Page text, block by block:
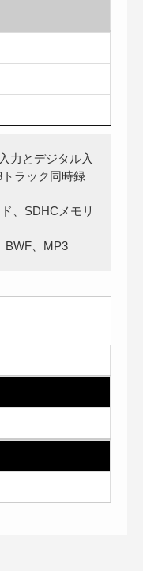
力とデジタル入
ラック同時録
、SDHCメモリ
BWF、MP3